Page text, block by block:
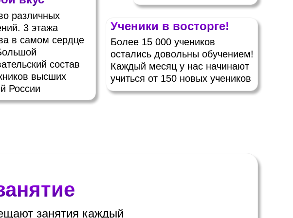
различных
3 этажа
в самом сердце
состав
высших
России
Более 15 000 учеников
остались довольны обучением!
Каждый месяц у нас начинают
учиться от 150 новых учеников
Ученики в восторге!
занятия каждый